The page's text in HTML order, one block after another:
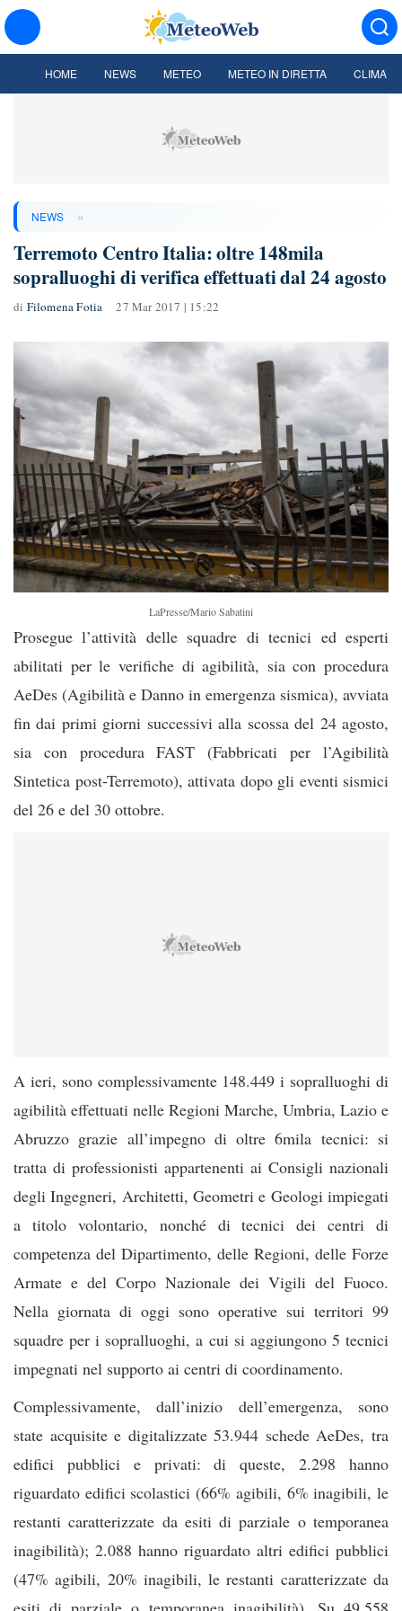
HOME NEWS METEO METEO IN DIRETTA CLIMA
NEWS »
Terremoto Centro Italia: oltre 148mila
sopralluoghi di verifica effettuati dal 24 agosto
di Filomena Fotia 27 Mar 2017 | 15:22
LaPresse/Mario Sabatini
Prosegue l’attività delle squadre di tecnici ed esperti
abilitati per le verifiche di agibilità, sia con procedura
AeDes (Agibilità e Danno in emergenza sismica), avviata
fin dai primi giorni successivi alla scossa del 24 agosto,
sia con procedura FAST (Fabbricati per l’Agibilità
Sintetica post-Terremoto), attivata dopo gli eventi sismici
del 26 e del 30 ottobre.
A ieri, sono complessivamente 148.449 i sopralluoghi di
agibilità effettuati nelle Regioni Marche, Umbria, Lazio e
Abruzzo grazie all’impegno di oltre 6mila tecnici: si
tratta di professionisti appartenenti ai Consigli nazionali
degli Ingegneri, Architetti, Geometri e Geologi impiegati
a titolo volontario, nonché di tecnici dei centri di
competenza del Dipartimento, delle Regioni, delle Forze
Armate e del Corpo Nazionale dei Vigili del Fuoco.
Nella giornata di oggi sono operative sui territori 99
squadre per i sopralluoghi, a cui si aggiungono 5 tecnici
impegnati nel supporto ai centri di coordinamento.
Complessivamente, dall’inizio dell’emergenza, sono
state acquisite e digitalizzate 53.944 schede AeDes, tra
edifici pubblici e privati: di queste, 2.298 hanno
riguardato edifici scolastici (66% agibili, 6% inagibili, le
restanti caratterizzate da esiti di parziale o temporanea
inagibilità); 2.088 hanno riguardato altri edifici pubblici
(47% agibili, 20% inagibili, le restanti caratterizzate da